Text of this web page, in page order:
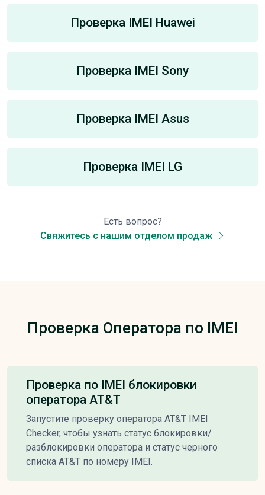
Проверка IMEI Huawei
Проверка IMEI Sony
Проверка IMEI Asus
Проверка IMEI LG
Есть вопрос?
Свяжитесь с нашим отделом продаж
Проверка Оператора по IMEI
Проверка по IMEI блокировки
оператора AT&T
Запустите проверку оператора AT&T IMEI
Checker, чтобы узнать статус блокировки/
разблокировки оператора и статус черного
списка AT&T по номеру IMEI.